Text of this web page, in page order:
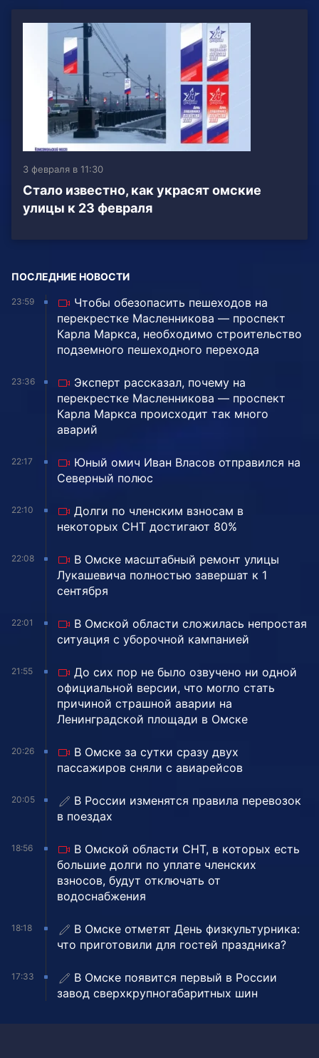
3 февраля в 11:30
Стало известно, как украсят омские
улицы к 23 февраля
ПОСЛЕДНИЕ НОВОСТИ
23:59
Чтобы обезопасить пешеходов на
перекрестке Масленникова — проспект
Карла Маркса, необходимо строительство
подземного пешеходного перехода
23:36
Эксперт рассказал, почему на
перекрестке Масленникова — проспект
Карла Маркса происходит так много
аварий
22:17
Юный омич Иван Власов отправился на
Северный полюс
22:10
Долги по членским взносам в
некоторых СНТ достигают 80%
22:08
В Омске масштабный ремонт улицы
Лукашевича полностью завершат к 1
сентября
22:01
В Омской области сложилась непростая
ситуация с уборочной кампанией
21:55
До сих пор не было озвучено ни одной
официальной версии, что могло стать
причиной страшной аварии на
Ленинградской площади в Омске
20:26
В Омске за сутки сразу двух
пассажиров сняли с авиарейсов
20:05
В России изменятся правила перевозок
в поездах
18:56
В Омской области СНТ, в которых есть
большие долги по уплате членских
взносов, будут отключать от
водоснабжения
18:18
В Омске отметят День физкультурника:
что приготовили для гостей праздника?
17:33
В Омске появится первый в России
завод сверхкрупногабаритных шин